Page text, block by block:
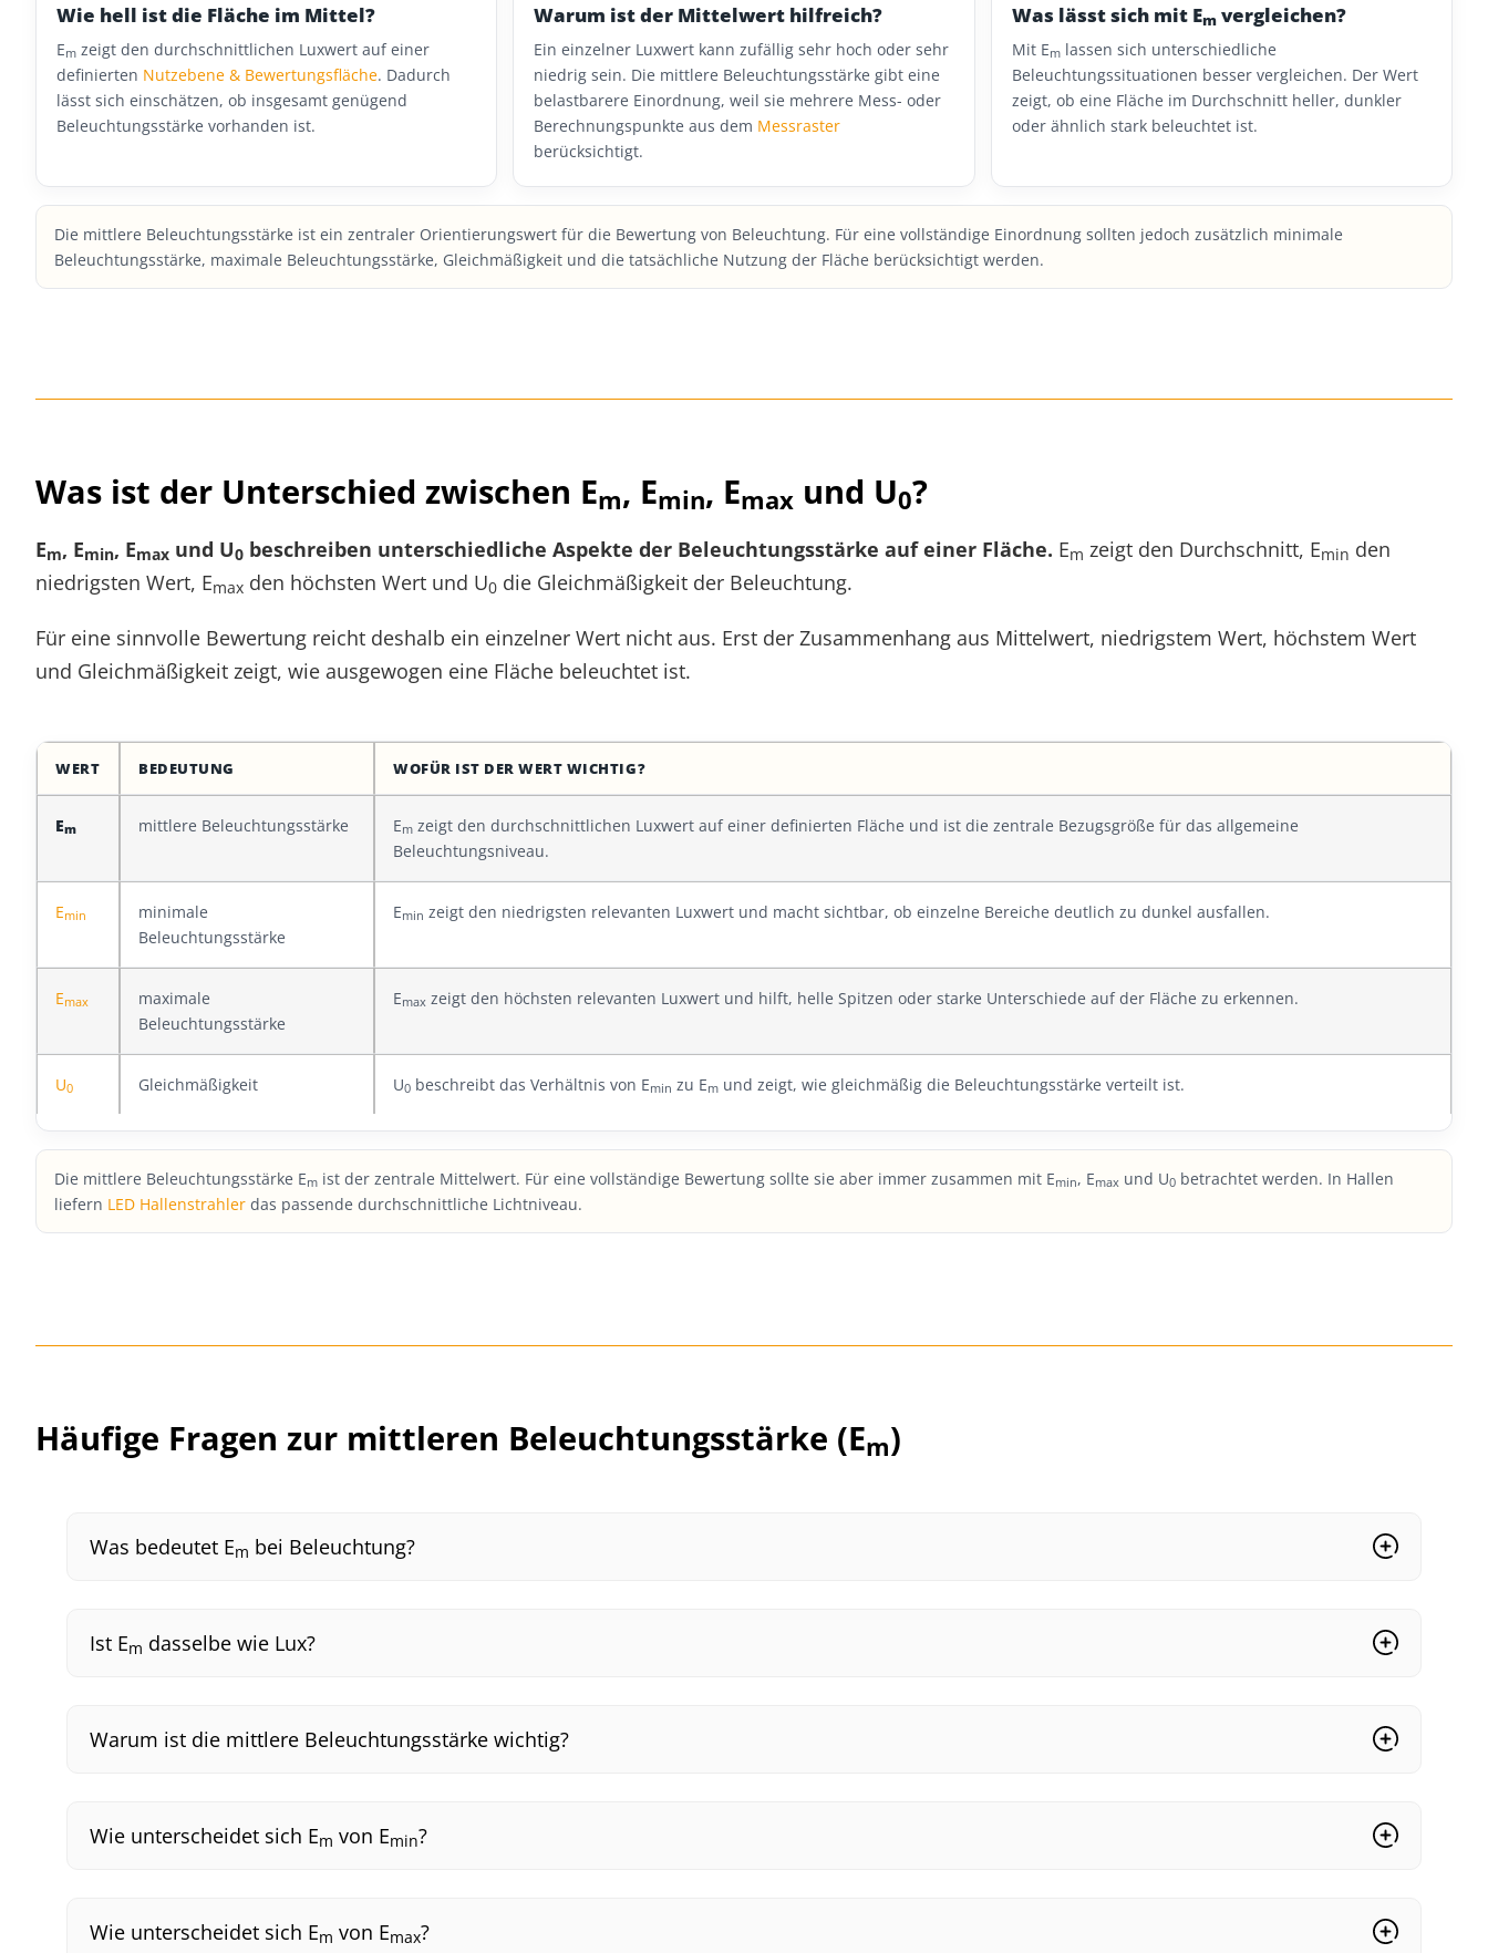
Wie hell ist die Fläche im Mittel?
Em zeigt den durchschnittlichen Luxwert auf einer
definierten Nutzebene & Bewertungsfläche. Dadurch
lässt sich einschätzen, ob insgesamt genügend
Beleuchtungsstärke vorhanden ist.
Warum ist der Mittelwert hilfreich?
Ein einzelner Luxwert kann zufällig sehr hoch oder sehr
niedrig sein. Die mittlere Beleuchtungsstärke gibt eine
belastbarere Einordnung, weil sie mehrere Mess- oder
Berechnungspunkte aus dem Messraster
berücksichtigt.
Was lässt sich mit Emvergleichen?
Mit Emlassen sich unterschiedliche
Beleuchtungssituationen besser vergleichen. Der Wert
zeigt, ob eine Fläche im Durchschnitt heller, dunkler
oder ähnlich stark beleuchtet ist.
Die mittlere Beleuchtungsstärke ist ein zentraler Orientierungswert für die Bewertung von Beleuchtung. Für eine vollständige Einordnung sollten jedoch zusätzlich minimale
Beleuchtungsstärke, maximale Beleuchtungsstärke, Gleichmäßigkeit und die tatsächliche Nutzung der Fläche berücksichtigt werden.
Was ist der Unterschied zwischen Em, Emin, Emax und U0?
Em, Emin, Emax und U0 beschreiben unterschiedliche Aspekte der Beleuchtungsstärke auf einer Fläche. Em zeigt den Durchschnitt, Emin den
niedrigsten Wert, Emax den höchsten Wert und U0 die Gleichmäßigkeit der Beleuchtung.
Für eine sinnvolle Bewertung reicht deshalb ein einzelner Wert nicht aus. Erst der Zusammenhang aus Mittelwert, niedrigstem Wert, höchstem Wert
und Gleichmäßigkeit zeigt, wie ausgewogen eine Fläche beleuchtet ist.
WERT BEDEUTUNG WOFÜR IST DER WERT WICHTIG?
Em mittlere Beleuchtungsstärke Em zeigt den durchschnittlichen Luxwert auf einer definierten Fläche und ist die zentrale Bezugsgröße für das allgemeine
Beleuchtungsniveau.
Emin
minimale
Beleuchtungsstärke
Emin zeigt den niedrigsten relevanten Luxwert und macht sichtbar, ob einzelne Bereiche deutlich zu dunkel ausfallen.
Emax
maximale
Beleuchtungsstärke
Emax zeigt den höchsten relevanten Luxwert und hilft, helle Spitzen oder starke Unterschiede auf der Fläche zu erkennen.
U0 Gleichmäßigkeit U0 beschreibt das Verhältnis von Emin zu Em und zeigt, wie gleichmäßig die Beleuchtungsstärke verteilt ist.
Die mittlere Beleuchtungsstärke Em ist der zentrale Mittelwert. Für eine vollständige Bewertung sollte sie aber immer zusammen mit Emin, Emax und U0 betrachtet werden. In Hallen
liefern LED Hallenstrahler das passende durchschnittliche Lichtniveau.
Häufige Fragen zur mittleren Beleuchtungsstärke (Em)
Was bedeutet Em bei Beleuchtung?
Ist Em dasselbe wie Lux?
Warum ist die mittlere Beleuchtungsstärke wichtig?
Wie unterscheidet sich Em von Emin?
Wie unterscheidet sich Em von Emax?